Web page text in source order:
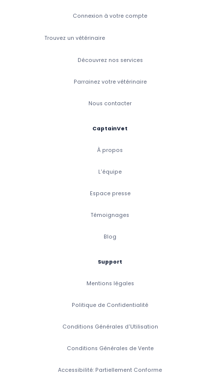
Connexion à votre compte
Trouvez un vétérinaire
Découvrez nos services
Parrainez votre vétérinaire
Nous contacter
CaptainVet
À propos
L'équipe
Espace presse
Témoignages
Blog
Support
Mentions légales
Politique de Confidentialité
Conditions Générales d'Utilisation
Conditions Générales de Vente
Accessibilité: Partiellement Conforme